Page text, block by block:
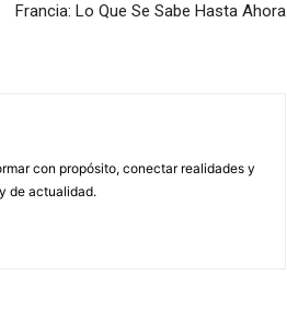
Francia: Lo Que Se Sabe Hasta Ahora
con propósito, conectar realidades y
de actualidad.